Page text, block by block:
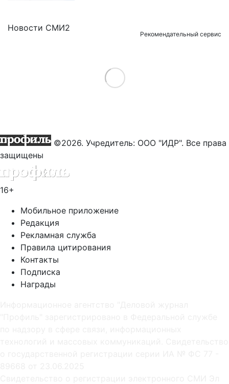
Новости СМИ2
Рекомендательный сервис
Load More
©2026. Учредитель: ООО "ИДР". Все права
защищены
16+
Мобильное приложение
Редакция
Рекламная служба
Правила цитирования
Контакты
Подписка
Награды